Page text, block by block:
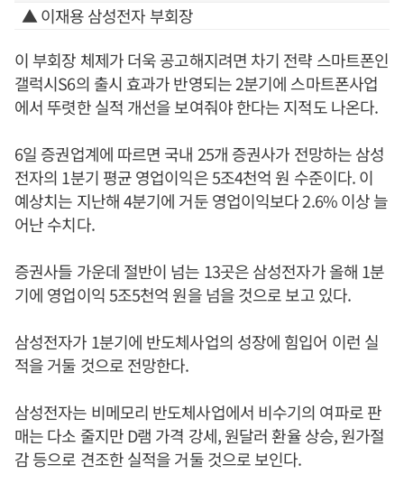
▲ 이재용 삼성전자 부회장
이 부회장 체제가 더욱 공고해지려면 차기 전략 스마트폰인
갤럭시S6의 출시 효과가 반영되는 2분기에 스마트폰사업
에서 뚜렷한 실적 개선을 보여줘야 한다는 지적도 나온다.
6일 증권업계에 따르면 국내 25개 증권사가 전망하는 삼성
전자의 1분기 평균 영업이익은 5조4천억 원 수준이다. 이
예상치는 지난해 4분기에 거둔 영업이익보다 2.6% 이상 늘
어난 수치다.
증권사들 가운데 절반이 넘는 13곳은 삼성전자가 올해 1분
기에 영업이익 5조5천억 원을 넘을 것으로 보고 있다.
삼성전자가 1분기에 반도체사업의 성장에 힘입어 이런 실
적을 거둘 것으로 전망한다.
삼성전자는 비메모리 반도체사업에서 비수기의 여파로 판
매는 다소 줄지만 D램 가격 강세, 원달러 환율 상승, 원가절
감 등으로 견조한 실적을 거둘 것으로 보인다.